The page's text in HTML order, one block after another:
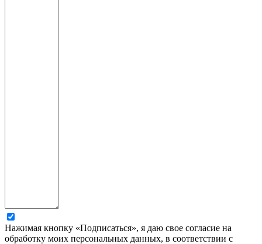
Нажимая кнопку «Подписаться», я даю свое согласие на
обработку моих персональных данных, в соответствии с